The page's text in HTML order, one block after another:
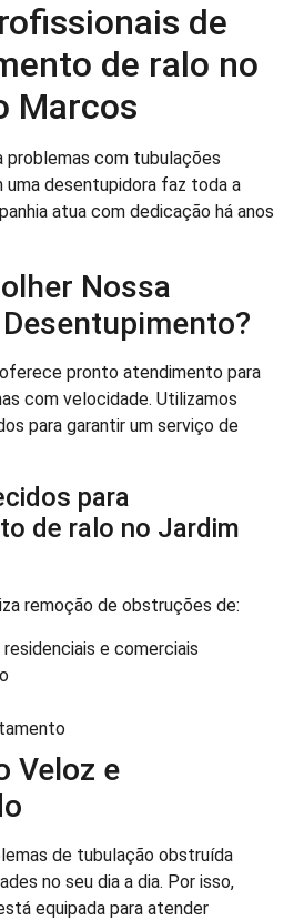
de
de ralo no
Marcos
problemas com tubulações
desentupidora faz toda a
atua com dedicação há anos
Nossa
pronto atendimento para
com velocidade. Utilizamos
para garantir um serviço de
para
de ralo no Jardim
remoção de obstruções de:
e comerciais
Veloz e
de tubulação obstruída
no seu dia a dia. Por isso,
equipada para atender